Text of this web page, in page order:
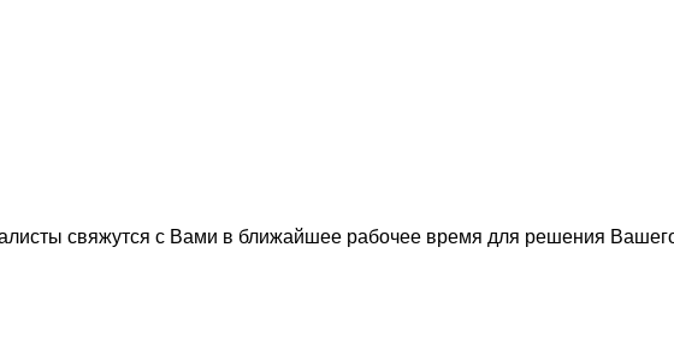
свяжутся с Вами в ближайшее рабочее время для решения